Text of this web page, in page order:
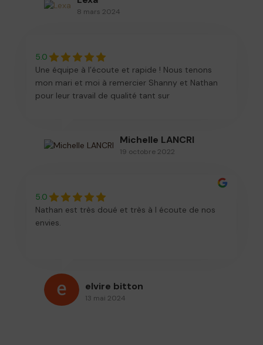
prix contenu. Je recommande à 100%.
8 mars 2024
5.0
Une équipe à l’écoute et rapide ! Nous tenons
mon mari et moi à remercier Shanny et Nathan
pour leur travail de qualité tant sur
Michelle LANCRI
19 octobre 2022
5.0
Nathan est très doué et très à l écoute de nos
envies.
elvire bitton
13 mai 2024